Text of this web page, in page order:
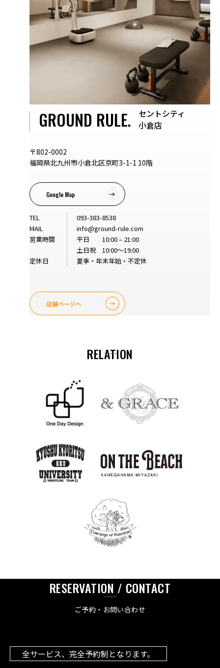
GROUND RULE.
セントシティ
小倉店
〒802-0002
福岡県北九州市小倉北区京町3-1-1 10階
Google Map
TEL
093-383-8538
MAIL
info@ground-rule.com
営業時間
平日 10:00 – 21:00
土日祝 10:00～19:00
定休日
夏季・年末年始・不定休
店舗ページへ
RELATION
RESERVATION / CONTACT
ご予約・お問い合わせ
全サービス、完全予約制となります。